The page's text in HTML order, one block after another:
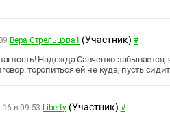
Вера Стрельцова1 (Участник) #
Надежда Савченко
торопиться ей не куда, пусть
в 09:53 Liberty (Участник) #